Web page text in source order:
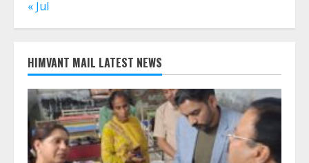
« Jul
HIMVANT MAIL LATEST NEWS